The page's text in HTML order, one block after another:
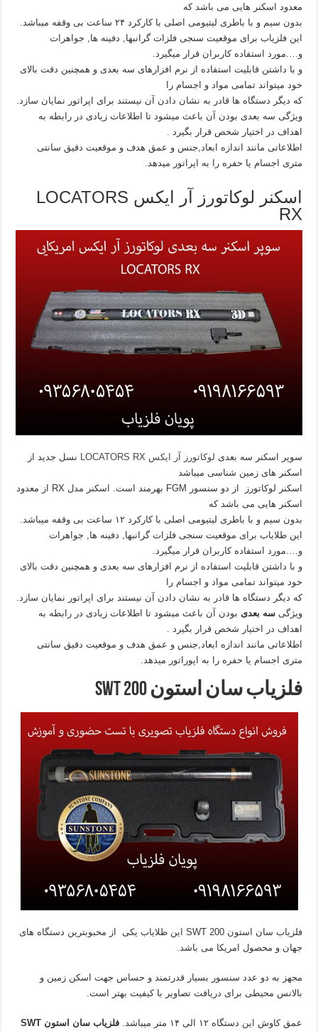
معدود اسکنر‌ هایی می باشد که
بدون سیم و با باطری لیتیومی اصلی با کارکرد ۲۴ ساعت بی وقفه میباشد.
این فلزیاب برای موقعیت سنجی فلزات گرانبها, دفینه ها, جواهرات
و….مورد استفاده کاربران قرار میگیرد.
و با داشتن قابلیت استفاده از نرم افزارهای سه بعدی و همچنین دقت بالای
خود میتواند تمامی مواد و اجسام را
که دیگر دستگاه ها قادر به نشان دادن آن نیستند برای اپراتور نمایان سازد.
ویژگی سه بعدی بودن آن باعث میشود تا اطلاعات زیادی در رابطه به
اهداف در اختیار شخص قرار بگیرد .
اطلاعاتی مانند اندازه ابعاد,جنس و عمق هدف و موقعیت دقیق سانتی
متری اجسام یا حفره را به اپراتور میدهد.
اسکنر لوکاتورز آر ایکس LOCATORS
RX
سوپر اسکنر سه بعدی لوکاتورز آر ایکس LOCATORS RX
نسل جدید از
اسکنر های زمین شناسی میباشد
اسکنر لوکاتورز از دو سنسور FGM بهرمند است. اسکنر مدل RX از معدود
اسکنر هایی می باشد که
بدون سیم و با باطری لیتیومی اصلی با کارکرد ۱۲ ساعت بی وقفه میباشد.
این طلایاب برای موقعیت سنجی فلزات گرانبها, دفینه ها, جواهرات
و….مورد استفاده کاربران قرار میگیرد.
و با داشتن قابلیت استفاده از نرم افزارهای سه بعدی و همچنین دقت بالای
خود میتواند تمامی مواد و اجسام را
که دیگر دستگاه ها قادر به نشان دادن آن نیستند برای اپراتور نمایان سازد.
ویژگیسه بعدی بودن آن باعث میشود تا اطلاعات زیادی در رابطه به
اهداف در اختیار شخص قرار بگیرد .
اطلاعاتی مانند اندازه ابعاد,جنس و عمق هدف و موقعیت دقیق سانتی
متری اجسام یا حفره را به اپوراتور میدهد.
فلزیاب سان استون SWT 200
فلزیاب سان استون SWT 200 این طلایاب یکی از محبوبترین دستگاه های
جهان و محصول امریکا می باشد.
مجهز به دو عدد سنسور بسیار قدرتمند و حساس جهت اسکن زمین و
بالانس محیطی برای دریافت تصاویر با کیفیت بهتر است.
عمق کاوش این دستگاه ۱۲ الی ۱۴ متر میباشد. فلزیاب سان استون SWT